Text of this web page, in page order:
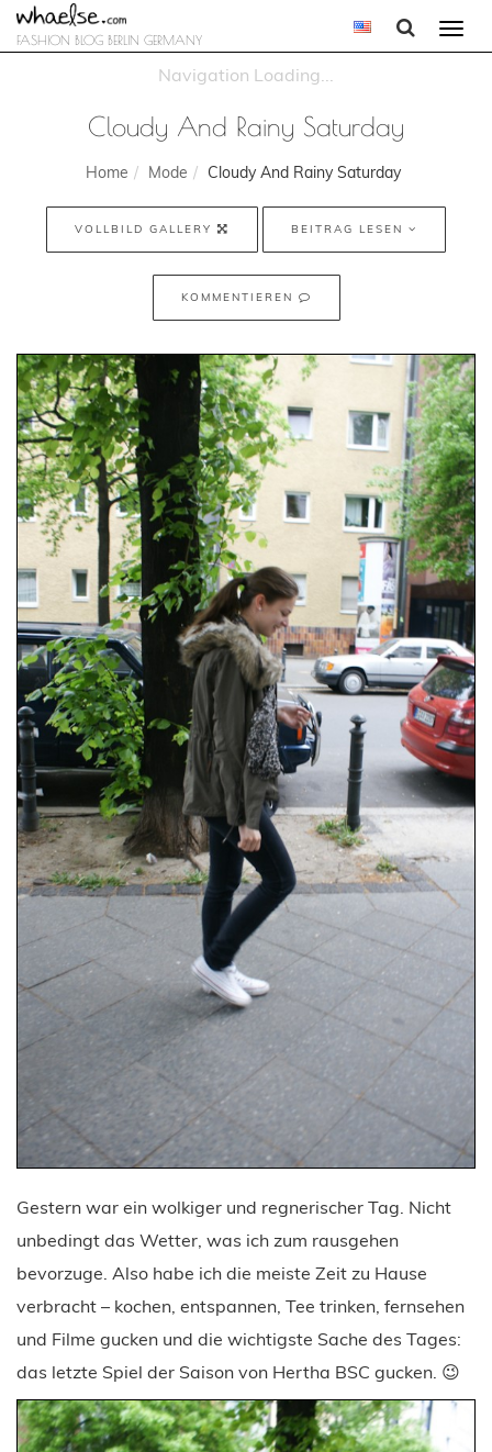
FASHION BLOG BERLIN GERMANY
Cloudy And Rainy Saturday
Home Mode Cloudy And Rainy Saturday
VOLLBILD GALLERY BEITRAG LESEN
KOMMENTIEREN
Gestern war ein wolkiger und regnerischer Tag. Nicht
unbedingt das Wetter, was ich zum rausgehen
bevorzuge. Also habe ich die meiste Zeit zu Hause
verbracht – kochen, entspannen, Tee trinken, fernsehen
und Filme gucken und die wichtigste Sache des Tages:
das letzte Spiel der Saison von Hertha BSC gucken. 😉